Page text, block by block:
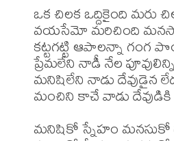
ఒక చిలక ఒద్దికైంది మరు
వయసేమో మరిచింది
కట్టగట్టి ఆపాలన్నా గంగ
ప్రేమలేని నాడీ నేల
మనిషిలేని నాడు దేవుడైన
మంచిని కాచే వాడు
మనిషికో స్నేహం